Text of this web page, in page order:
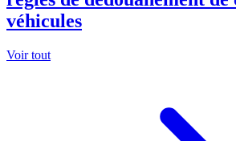
véhicules
Voir tout